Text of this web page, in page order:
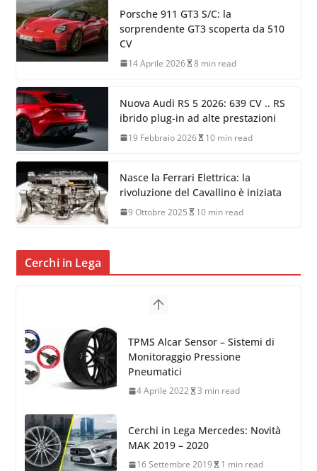
Porsche 911 GT3 S/C: la
sorprendente GT3 scoperta da 510
CV
14 Aprile 2026 8 min read
Nuova Audi RS 5 2026: 639 CV .. RS
ibrido plug-in ad alte prestazioni
19 Febbraio 2026 10 min read
Nasce la Ferrari Elettrica: la
rivoluzione del Cavallino è iniziata
9 Ottobre 2025 10 min read
Cerchi in Lega
TPMS Alcar Sensor – Sistemi di
Monitoraggio Pressione
Pneumatici
4 Aprile 2022 3 min read
Cerchi in Lega Mercedes: Novità
MAK 2019 – 2020
16 Settembre 2019 1 min read